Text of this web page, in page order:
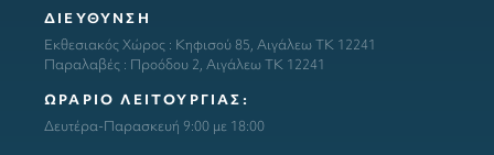
ΔΙΕΥΘΥΝΣΗ
Εκθεσιακός Χώρος : Κηφισού 85, Αιγάλεω ΤΚ 12241
Παραλαβές : Προόδου 2, Αιγάλεω ΤΚ 12241
ΩΡΑΡΙΟ ΛΕΙΤΟΥΡΓΙΑΣ:
Δευτέρα-Παρασκευή 9:00 με 18:00